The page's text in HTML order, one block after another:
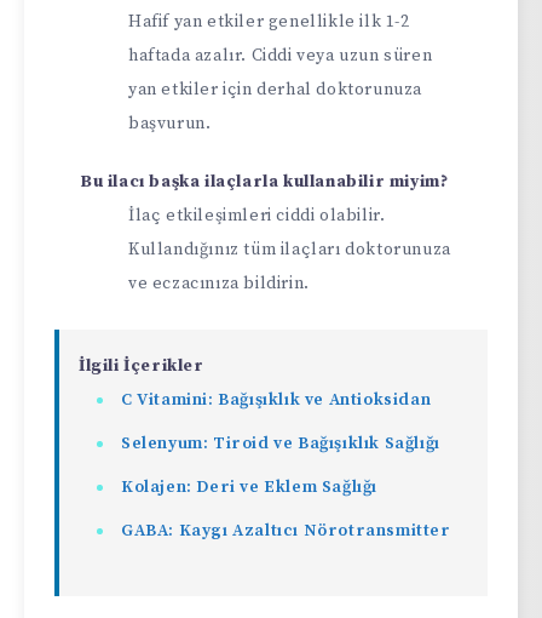
Hafif yan etkiler genellikle ilk 1-2
haftada azalır. Ciddi veya uzun süren
yan etkiler için derhal doktorunuza
başvurun.
Bu ilacı başka ilaçlarla kullanabilir miyim?
İlaç etkileşimleri ciddi olabilir.
Kullandığınız tüm ilaçları doktorunuza
ve eczacınıza bildirin.
İlgili İçerikler
C Vitamini: Bağışıklık ve Antioksidan
Selenyum: Tiroid ve Bağışıklık Sağlığı
Kolajen: Deri ve Eklem Sağlığı
GABA: Kaygı Azaltıcı Nörotransmitter